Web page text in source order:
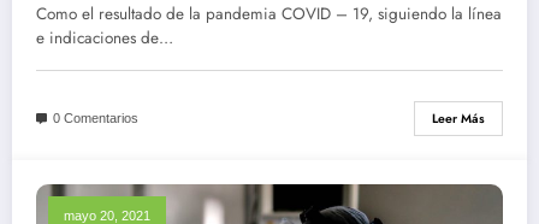
Como el resultado de la pandemia COVID – 19, siguiendo la línea
e indicaciones de…
0 Comentarios Leer Más
mayo 20, 2021